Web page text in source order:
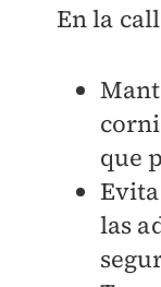
En la
que
las